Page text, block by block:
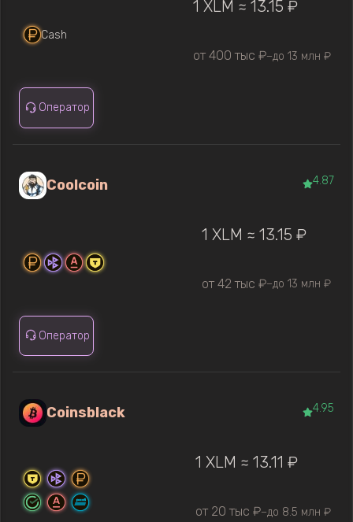
Cash
1 XLM ≈ 13.15 ₽
от 400 тыс ₽—до 13 млн ₽
Оператор
Coolcoin 4.87
1 XLM ≈ 13.15 ₽
от 42 тыс ₽—до 13 млн ₽
Оператор
Coinsblack 4.95
1 XLM ≈ 13.11 ₽
от 20 тыс ₽—до 8.5 млн ₽